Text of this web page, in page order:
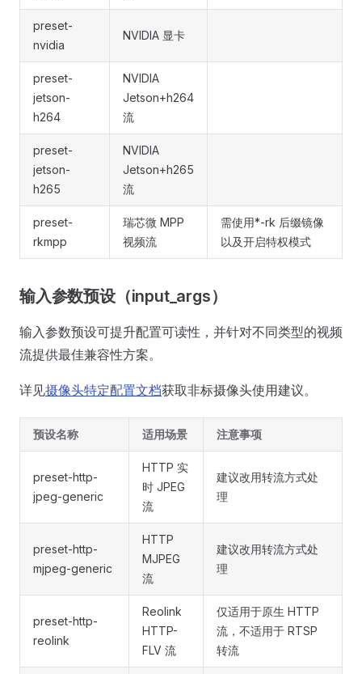
preset-
nvidia
NVIDIA 显卡
preset-
jetson-
h264
NVIDIA
Jetson+h264
流
preset-
jetson-
h265
NVIDIA
Jetson+h265
流
preset-
rkmpp
瑞芯微 MPP
视频流
需使用*-rk 后缀镜像
以及开启特权模式
输入参数预设（input_args）
输入参数预设可提升配置可读性，并针对不同类型的视频
流提供最佳兼容性方案。
详见摄像头特定配置文档获取非标摄像头使用建议。
预设名称 适用场景 注意事项
preset-http-
jpeg-generic
HTTP 实
时 JPEG
流
建议改用转流方式处
理
preset-http-
mjpeg-generic
HTTP
MJPEG
流
建议改用转流方式处
理
preset-http-
reolink
Reolink
HTTP-
FLV 流
仅适用于原生 HTTP
流，不适用于 RTSP
转流